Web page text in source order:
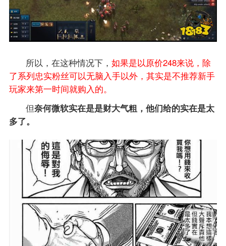
所以，在这种情况下，如果是以原价248来说，除
了系列忠实粉丝可以无脑入手以外，其实是不推荐新手
玩家来第一时间就购入的。
但奈何微软实在是是财大气粗，他们给的实在是太
多了。